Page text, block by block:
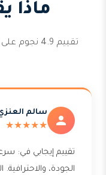
ماذا
سالم
★★★★★
تقييم إيجابي في: سرعة
الجودة،